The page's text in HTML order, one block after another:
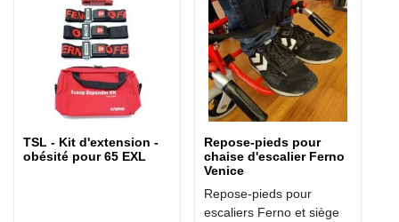
TSL - Kit d'extension -
obésité pour 65 EXL
Repose-pieds pour
chaise d'escalier Ferno
Venice
Repose-pieds pour
escaliers Ferno et siège